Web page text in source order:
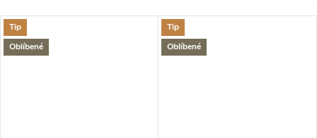
Tip
Oblíbené
Tip
Oblíbené